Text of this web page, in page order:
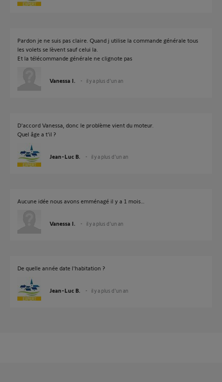
Pardon je ne suis pas claire. Quand j utilise la commande générale tous
les volets se lèvent sauf celui la.
Et la télécommande générale ne clignote pas
Vanessa I. il y a plus d'un an
D'accord Vanessa, donc le problème vient du moteur.
Quel âge a t'il ?
Jean-Luc B. il y a plus d'un an
Aucune idée nous avons emménagé il y a 1 mois…
Vanessa I. il y a plus d'un an
De quelle année date l'habitation ?
Jean-Luc B. il y a plus d'un an